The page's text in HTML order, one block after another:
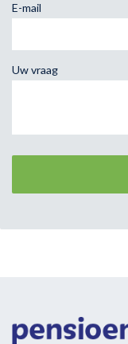
E-mail
Uw vraag